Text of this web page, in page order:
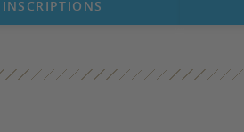
INSCRIPTIONS